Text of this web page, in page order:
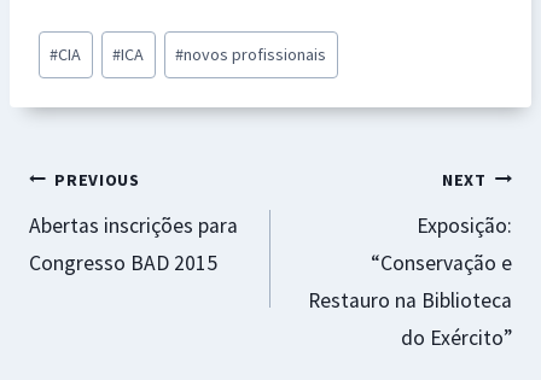
b
o
o
at
sA
p
se
n
ge
er
es
t
ai
l
ar
e
Post
Tags:
#CIA #ICA #novos profissionais
Navegação
de
PREVIOUS
Abertas inscrições para
Congresso BAD 2015
NEXT
Exposição:
“Conservação e
Restauro na Biblioteca
do Exército”